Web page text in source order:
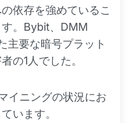
依存を強めているこ
。Bybit、DMM
主要な暗号プラット
の1人でした。
イニングの状況にお
います。